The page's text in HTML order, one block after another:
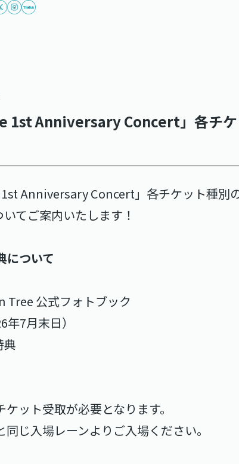
1st Anniversary Concert」各チケ
Anniversary Concert」各チケット種別
てご案内いたします！
について
Tree 公式フォトブック
7月末日）
典
ット受取が必要となります。
じ入場レーンよりご入場ください。